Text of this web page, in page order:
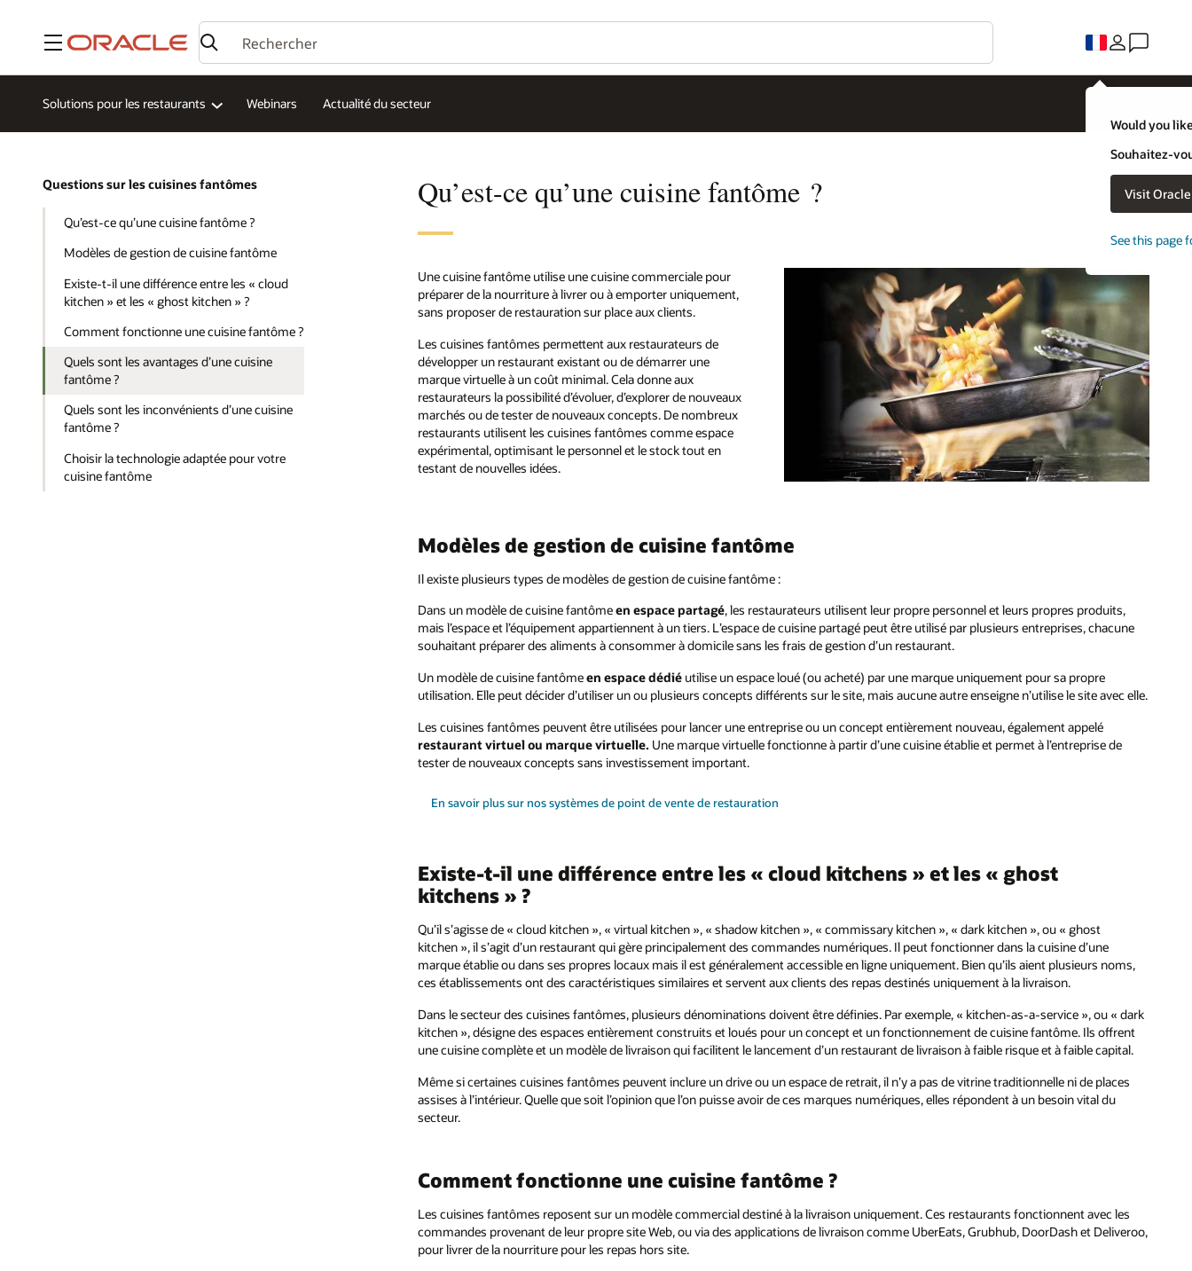
Menu
Would you
Souhaitez-
Visit
See this page
Solutions pour les restaurants Webinars Actualité du secteur
Questions sur les cuisines fantômes
Qu’est-ce qu’une cuisine fantôme ?
Modèles de gestion de cuisine fantôme
Existe-t-il une différence entre les « cloud
kitchen » et les « ghost kitchen » ?
Comment fonctionne une cuisine fantôme ?
Quels sont les avantages d’une cuisine
fantôme ?
Quels sont les inconvénients d’une cuisine
fantôme ?
Choisir la technologie adaptée pour votre
cuisine fantôme
Qu’est-ce qu’une cuisine fantôme ?
Une cuisine fantôme utilise une cuisine commerciale pour
préparer de la nourriture à livrer ou à emporter uniquement,
sans proposer de restauration sur place aux clients.
Les cuisines fantômes permettent aux restaurateurs de
développer un restaurant existant ou de démarrer une
marque virtuelle à un coût minimal. Cela donne aux
restaurateurs la possibilité d’évoluer, d’explorer de nouveaux
marchés ou de tester de nouveaux concepts. De nombreux
restaurants utilisent les cuisines fantômes comme espace
expérimental, optimisant le personnel et le stock tout en
testant de nouvelles idées.
Modèles de gestion de cuisine fantôme
Il existe plusieurs types de modèles de gestion de cuisine fantôme :
Dans un modèle de cuisine fantômeen espace partagé, les restaurateurs utilisent leur propre personnel et leurs propres produits,
mais l’espace et l’équipement appartiennent à un tiers. L’espace de cuisine partagé peut être utilisé par plusieurs entreprises, chacune
souhaitant préparer des aliments à consommer à domicile sans les frais de gestion d’un restaurant.
Un modèle de cuisine fantômeen espace dédié utilise un espace loué (ou acheté) par une marque uniquement pour sa propre
utilisation. Elle peut décider d’utiliser un ou plusieurs concepts différents sur le site, mais aucune autre enseigne n’utilise le site avec elle.
Les cuisines fantômes peuvent être utilisées pour lancer une entreprise ou un concept entièrement nouveau, également appelé
restaurant virtuel ou marque virtuelle. Une marque virtuelle fonctionne à partir d’une cuisine établie et permet à l’entreprise de
tester de nouveaux concepts sans investissement important.
En savoir plus sur nos systèmes de point de vente de restauration
Existe-t-il une différence entre les « cloud kitchens » et les « ghost
kitchens » ?
Qu’il s’agisse de « cloud kitchen », « virtual kitchen », « shadow kitchen », « commissary kitchen », « dark kitchen », ou « ghost
kitchen », il s’agit d’un restaurant qui gère principalement des commandes numériques. Il peut fonctionner dans la cuisine d’une
marque établie ou dans ses propres locaux mais il est généralement accessible en ligne uniquement. Bien qu’ils aient plusieurs noms,
ces établissements ont des caractéristiques similaires et servent aux clients des repas destinés uniquement à la livraison.
Dans le secteur des cuisines fantômes, plusieurs dénominations doivent être définies. Par exemple, « kitchen-as-a-service », ou « dark
kitchen », désigne des espaces entièrement construits et loués pour un concept et un fonctionnement de cuisine fantôme. Ils offrent
une cuisine complète et un modèle de livraison qui facilitent le lancement d’un restaurant de livraison à faible risque et à faible capital.
Même si certaines cuisines fantômes peuvent inclure un drive ou un espace de retrait, il n’y a pas de vitrine traditionnelle ni de places
assises à l’intérieur. Quelle que soit l’opinion que l’on puisse avoir de ces marques numériques, elles répondent à un besoin vital du
secteur.
Comment fonctionne une cuisine fantôme ?
Les cuisines fantômes reposent sur un modèle commercial destiné à la livraison uniquement. Ces restaurants fonctionnent avec les
commandes provenant de leur propre site Web, ou via des applications de livraison comme UberEats, Grubhub, DoorDash et Deliveroo,
pour livrer de la nourriture pour les repas hors site.